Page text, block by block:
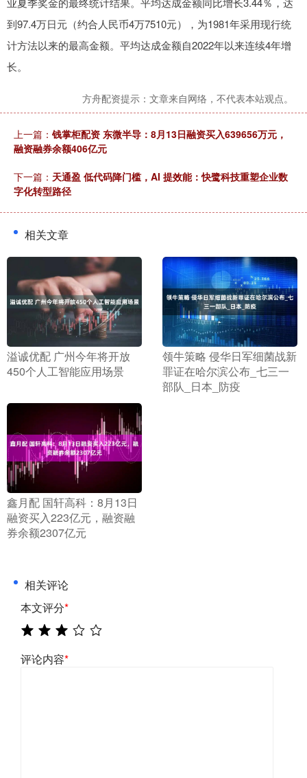
到97.4万日元（约合人民币4万7510元），为1981年采用现行统
计方法以来的最高金额。平均达成金额自2022年以来连续4年增
长。
方舟配资提示：文章来自网络，不代表本站观点。
上一篇： 钱掌柜配资 东微半导：8月13日融资买入639656万元，
融资融券余额406亿元
下一篇： 天通盈 低代码降门槛，AI 提效能：快鹭科技重塑企业数
字化转型路径
相关文章
​溢诚优配 广州今年将开放
450个人工智能应用场景
​领牛策略 侵华日军细菌战新
罪证在哈尔滨公布_七三一
部队_日本_防疫
​鑫月配 国轩高科：8月13日
融资买入223亿元，融资融
券余额2307亿元
相关评论
本文评分*
评论内容*